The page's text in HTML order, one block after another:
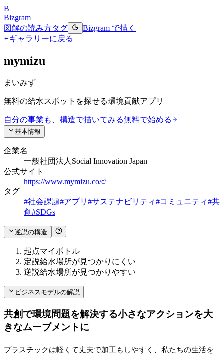
B
Bizgram
図解の読み方タグ
Bizgram で描く
ギャラリーに戻る
mymizu
まいみず
無料の給水スポットを探せる環境貢献アプリ
自分の事業も、構造で描いてみる無料で始める
基本情報
企業名
一般社団法人Social Innovation Japan
公式サイト
https://www.mymizu.co/
タグ
#社会課題#アプリ #サステナビリティ#コミュニティ#共
創#SDGs
逆説の構造
起点マイボトル
定説給水場所が見つかりにくい
逆説給水場所が見つかりやすい
ビジネスモデルの解説
共創で環境問題を解決する小さなアクションを大
きなムーブメントに
プラスチックは軽くて丈夫で加工もしやすく、私たちの生活を